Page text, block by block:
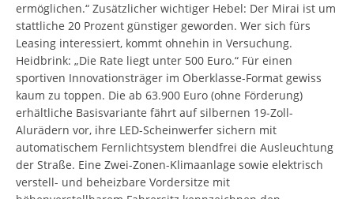
ermöglichen.“ Zusätzlicher wichtiger Hebel: Der Mirai ist um
stattliche 20 Prozent günstiger geworden. Wer sich fürs
Leasing interessiert, kommt ohnehin in Versuchung.
Heidbrink: „Die Rate liegt unter 500 Euro.“ Für einen
sportiven Innovationsträger im Oberklasse-Format gewiss
kaum zu toppen. Die ab 63.900 Euro (ohne Förderung)
erhältliche Basisvariante fährt auf silbernen 19-Zoll-
Alurädern vor, ihre LED-Scheinwerfer sichern mit
automatischem Fernlichtsystem blendfrei die Ausleuchtung
der Straße. Eine Zwei-Zonen-Klimaanlage sowie elektrisch
verstell- und beheizbare Vordersitze mit